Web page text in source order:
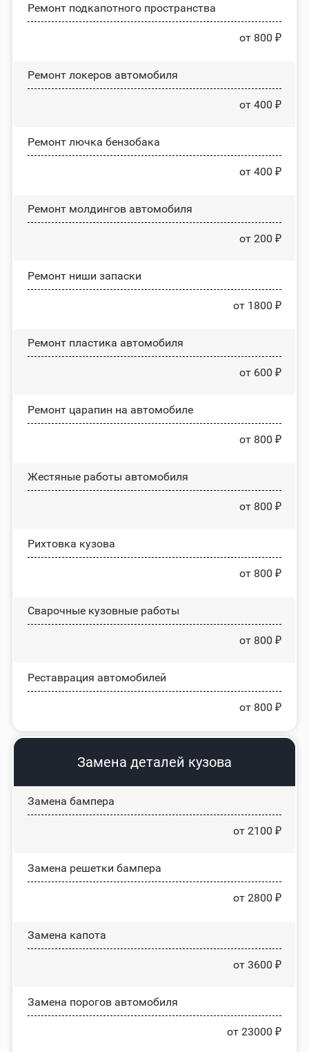
Ремонт подкапотного пространства
от 800 ₽
Ремонт лoĸepoв автомобиля
от 400 ₽
Ремонт лючка бензобака
от 400 ₽
Ремонт молдингов автомобиля
от 200 ₽
Ремонт ниши запаски
от 1800 ₽
Ремонт пластика автомобиля
от 600 ₽
Ремонт царапин на автомобиле
от 800 ₽
Жестяные работы автомобиля
от 800 ₽
Рихтовка кузова
от 800 ₽
Сварочные кузовные работы
от 800 ₽
Реставрация автомобилей
от 800 ₽
Замена деталей кузова
Замена бампера
от 2100 ₽
Замена решетки бампера
от 2800 ₽
Замена капота
от 3600 ₽
Замена порогов автомобиля
от 23000 ₽